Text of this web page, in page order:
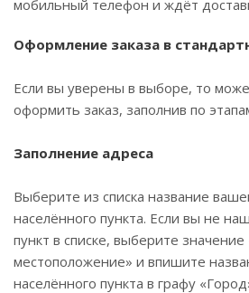
мобильный телефон и ждёт
Оформление заказа в
Если вы уверены в выборе, то
оформить заказ, заполнив по
Заполнение адреса
Выберите из списка название
населённого пункта. Если вы не
пункт в списке, выберите
местоположение» и впишите
населённого пункта в графу